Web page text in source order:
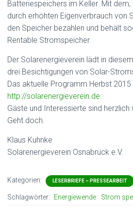
Batteriespeichers im Keller. Mit
durch erhöhten Eigenverbrauch von
den Speicher bezahlen und behält
Rentable Stromspeicher.
Der Solarenergieverein lädt in
drei Besichtigungen von Solar-
Das aktuelle Programm Herbst
http://solarenergieverein.de.
Gäste und Interessierte sind herzlich
Geht doch.
Klaus Kuhnke
Solarenergieverein Osnabrück e.V.
Kategorien: LESERBRIEFE – PRESSEARBEIT
Schlagwörter: Energiewende Strom